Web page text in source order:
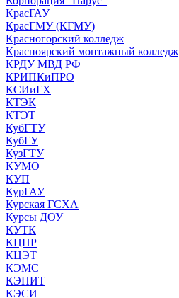
КрасГАУ
КрасГМУ (КГМУ)
Красногорский колледж
Красноярский монтажный колледж
КРДУ МВД РФ
КРИПКиПРО
КСИиГХ
КТЭК
КТЭТ
КубГТУ
КубГУ
КузГТУ
КУМО
КУП
КурГАУ
Курская ГСХА
Курсы ДОУ
КУТК
КЦПР
КЦЭТ
КЭМС
КЭПИТ
КЭСИ